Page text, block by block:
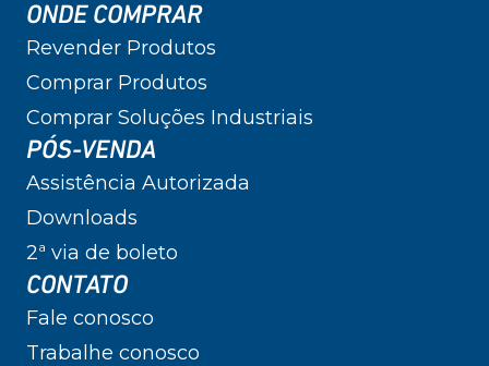
ONDE COMPRAR
Revender Produtos
Comprar Produtos
Comprar Soluções Industriais
PÓS-VENDA
Assistência Autorizada
Downloads
2ª via de boleto
CONTATO
Fale conosco
Trabalhe conosco